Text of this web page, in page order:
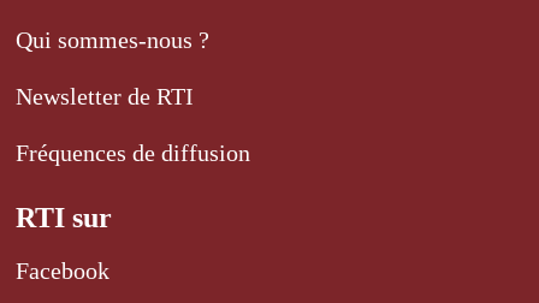
Qui sommes-nous ?
Newsletter de RTI
Fréquences de diffusion
RTI sur
Facebook